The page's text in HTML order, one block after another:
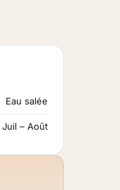
Eau salée
Juil – Août